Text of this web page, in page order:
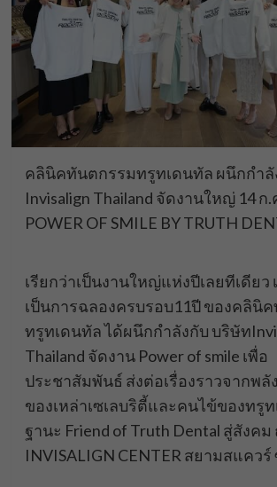
คลินิคทันตกรรมทรูทเดนทัล ผนึกกำ
Invisalign Thailand จัดงานใหญ่ 14 ก.
POWER OF SMILE BY TRUTH
เรียกว่าเป็นงานใหญ่แห่งปีเลยทีเดียว
เป็นการฉลองครบรอบ11ปี ของคลินิ
ทรูทเดนทัล ได้ผนึกกำลังกับ บริษัท
Thailand จัดงาน Power of smile เพื่อ
ประชาสัมพันธ์ ส่งต่อเรื่องราวจากพลั
ของเหล่าเซเลบริตี้และคนไข้ของทรู
ฐานะ Friend of Truth Dental สู่สังค
INVISALIGN CENTER สยามสแควร์